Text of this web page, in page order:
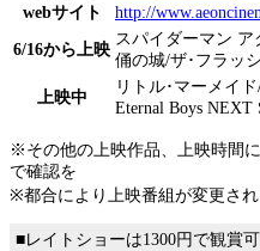
webサイト
http://
6/16から上映
スパイダーマン ア
俑の城/ザ･フラッ
上映中
リトル･マーメイ
Eternal Boys
※その他の上映作品、上映時間
で確認を
※都合により上映番組が変更さ
■レイトショーは1300円で観賞